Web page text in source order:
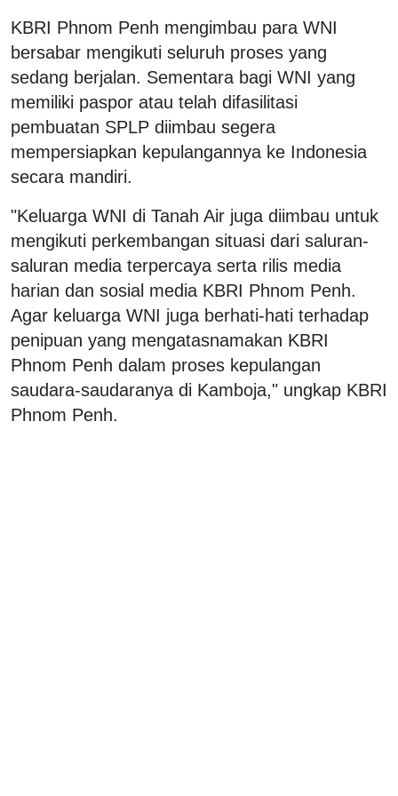
KBRI Phnom Penh mengimbau para WNI
bersabar mengikuti seluruh proses yang
sedang berjalan. Sementara bagi WNI yang
memiliki paspor atau telah difasilitasi
pembuatan SPLP diimbau segera
mempersiapkan kepulangannya ke Indonesia
secara mandiri.
"Keluarga WNI di Tanah Air juga diimbau untuk
mengikuti perkembangan situasi dari saluran-
saluran media terpercaya serta rilis media
harian dan sosial media KBRI Phnom Penh.
Agar keluarga WNI juga berhati-hati terhadap
penipuan yang mengatasnamakan KBRI
Phnom Penh dalam proses kepulangan
saudara-saudaranya di Kamboja," ungkap KBRI
Phnom Penh.